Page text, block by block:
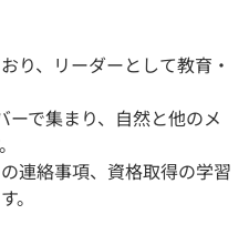
り、リーダーとして教育・
で集まり、自然と他のメ
連絡事項、資格取得の学習
。